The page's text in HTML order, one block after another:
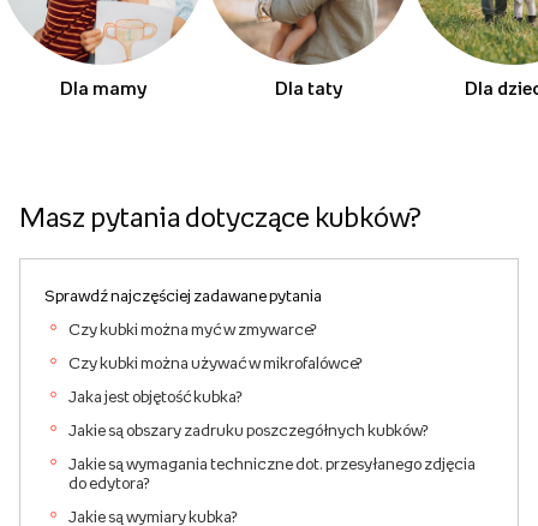
Dla mamy Dla taty Dla
Masz pytania dotyczące kubków?
Sprawdź najczęściej zadawane pytania
Czy kubki można myć w zmywarce?
Czy kubki można używać w mikrofalówce?
Jaka jest objętość kubka?
Jakie są obszary zadruku poszczegółnych kubków?
Jakie są wymagania techniczne dot. przesyłanego zdjęcia
do edytora?
Jakie są wymiary kubka?